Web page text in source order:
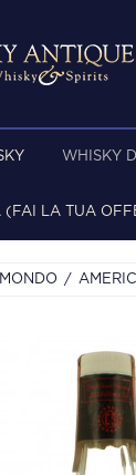
WHISKY
(FAI LA TUA